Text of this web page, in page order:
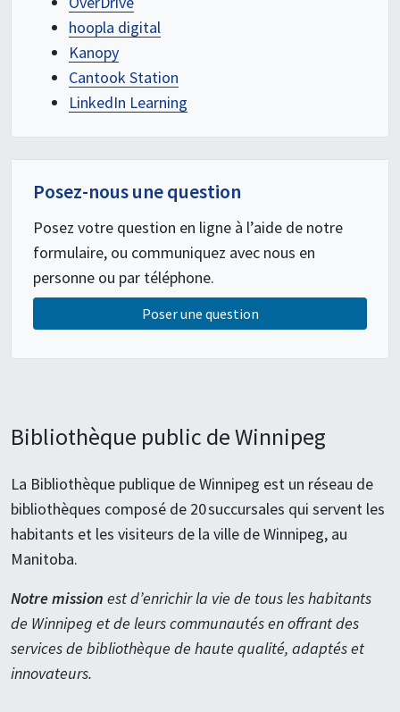
hoopla digital
Kanopy
Cantook Station
LinkedIn Learning
Posez-nous une question
Posez votre question en ligne à l’aide de notre
formulaire, ou communiquez avec nous en
personne ou par téléphone.
Poser une question
Bibliothèque public de Winnipeg
La Bibliothèque publique de Winnipeg est un réseau de
bibliothèques composé de 20 succursales qui servent les
habitants et les visiteurs de la ville de Winnipeg, au
Manitoba.
Notre mission est d’enrichir la vie de tous les habitants
de Winnipeg et de leurs communautés en offrant des
services de bibliothèque de haute qualité, adaptés et
innovateurs.